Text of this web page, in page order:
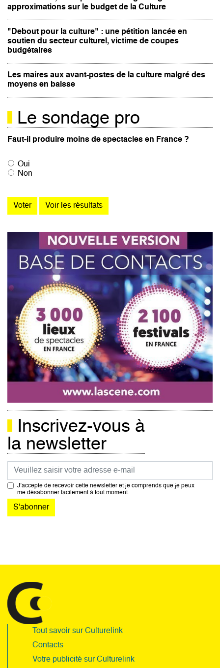
approximations sur le budget de la Culture
"Debout pour la culture" : une pétition lancée en
soutien du secteur culturel, victime de coupes
budgétaires
Les maires aux avant-postes de la culture malgré des
moyens en baisse
Le sondage pro
Faut-il produire moins de spectacles en France ?
Oui
Non
Inscrivez-vous à
la newsletter
Courriel
J’accepte de recevoir cette newsletter et je comprends que je peux
me désabonner facilement à tout moment.
Tout savoir sur Culturelink
Contacts
Votre publicité sur Culturelink